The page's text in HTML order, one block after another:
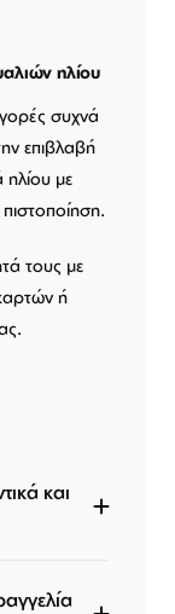
ηλίου
συχνά
επιβλαβή
με
τους με
ή
και